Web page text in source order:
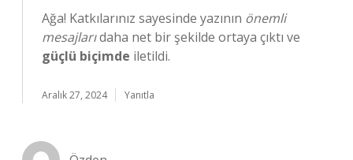
Ağa! Katkılarınız sayesinde yazının önemli
mesajlarıdaha net bir şekilde ortaya çıktı ve
güçlü biçimde iletildi.
Aralık 27, 2024 Yanıtla